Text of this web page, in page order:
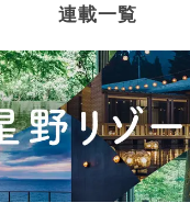
連載一覧